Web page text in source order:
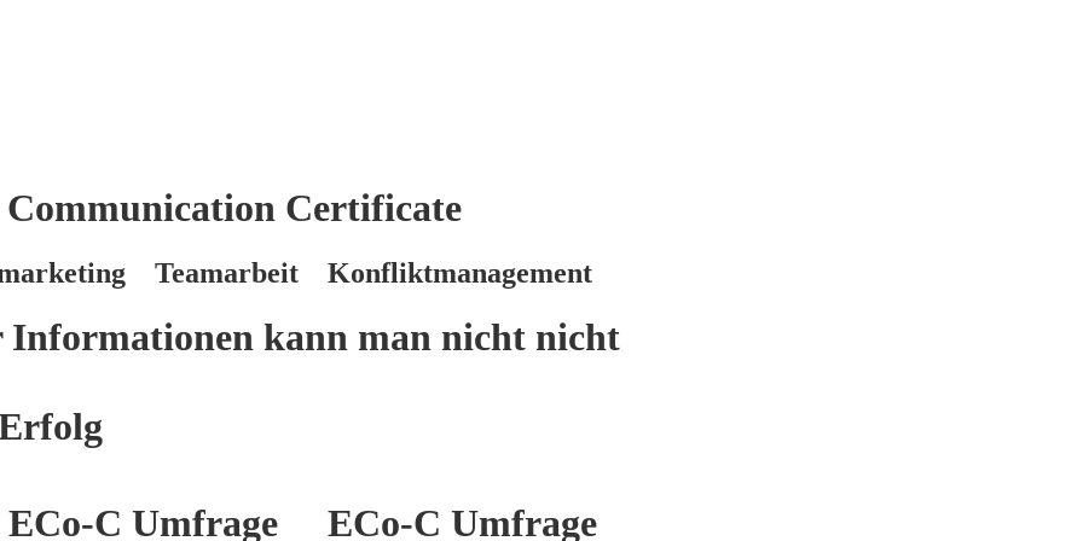
Certificate
Teamarbeit Konfliktmanagement
Informationen kann man nicht nicht
ECo-C Umfrage ECo-C Umfrage